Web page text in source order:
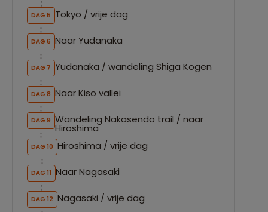
DAG 5 Tokyo / vrije dag
DAG 6 Naar Yudanaka
DAG 7 Yudanaka / wandeling Shiga Kogen
DAG 8 Naar Kiso vallei
DAG 9 Wandeling Nakasendo trail / naar
Hiroshima
DAG 10 Hiroshima / vrije dag
DAG 11 Naar Nagasaki
DAG 12 Nagasaki / vrije dag